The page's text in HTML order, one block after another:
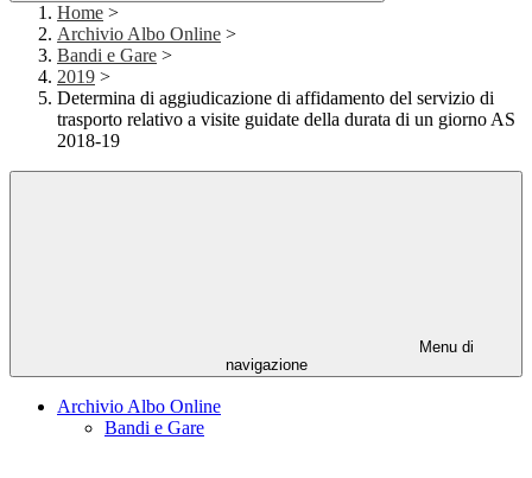
Home >
Archivio Albo Online >
Bandi e Gare >
2019 >
Determina di aggiudicazione di affidamento del servizio di
trasporto relativo a visite guidate della durata di un giorno AS
2018-19
Menu di
navigazione
Archivio Albo Online
Bandi e Gare